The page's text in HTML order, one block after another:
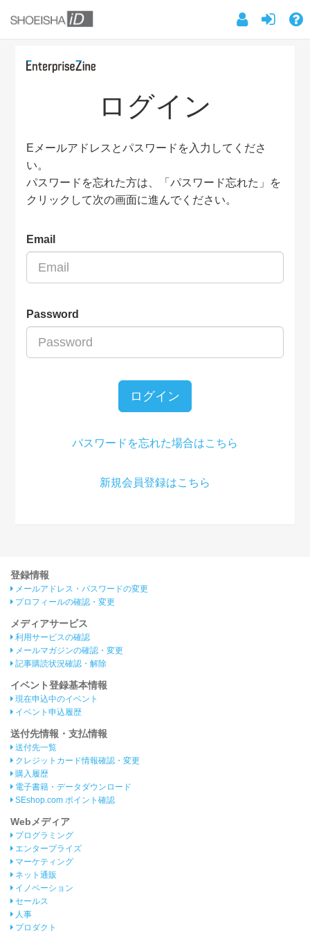
ログイン
Eメールアドレスとパスワードを入力してくださ
い。
パスワードを忘れた方は、「パスワード忘れた」を
クリックして次の画面に進んでください。
Email
Password
ログイン
パスワードを忘れた場合はこちら
新規会員登録はこちら
登録情報
メールアドレス・パスワードの変更
プロフィールの確認・変更
メディアサービス
利用サービスの確認
メールマガジンの確認・変更
記事購読状況確認・解除
イベント登録基本情報
現在申込中のイベント
イベント申込履歴
送付先情報・支払情報
送付先一覧
クレジットカード情報確認・変更
購入履歴
電子書籍・データダウンロード
SEshop.com ポイント確認
Webメディア
プログラミング
エンタープライズ
マーケティング
ネット通販
イノベーション
セールス
人事
プロダクト